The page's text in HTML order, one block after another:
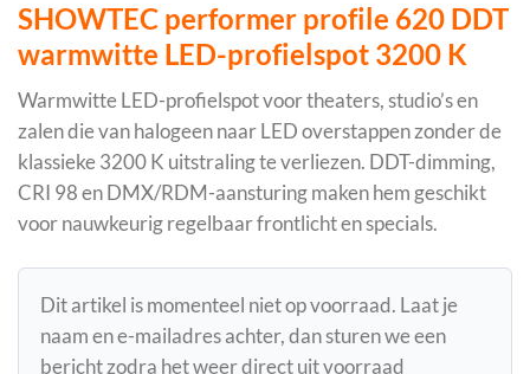
SHOWTEC performer profile 620 DDT
warmwitte LED-profielspot 3200 K
Warmwitte LED-profielspot voor theaters, studio’s en
zalen die van halogeen naar LED overstappen zonder de
klassieke 3200 K uitstraling te verliezen. DDT-dimming,
CRI 98 en DMX/RDM-aansturing maken hem geschikt
voor nauwkeurig regelbaar frontlicht en specials.
Dit artikel is momenteel niet op voorraad. Laat je
naam en e-mailadres achter, dan sturen we een
bericht zodra het weer direct uit voorraad